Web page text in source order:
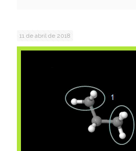
11 de abril de 2018